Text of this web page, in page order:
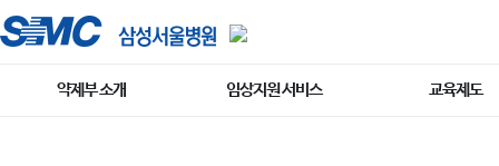
약제부 소개 임상지원 서비스 교육제도